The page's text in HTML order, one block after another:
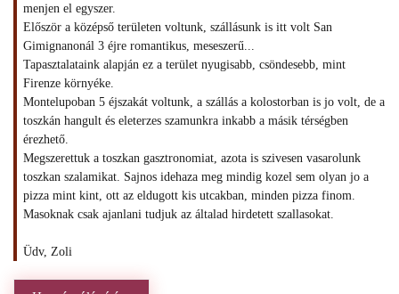
menjen el egyszer.
Először a középső területen voltunk, szállásunk is itt volt San
Gimignanonál 3 éjre romantikus, meseszerű...
Tapasztalataink alapján ez a terület nyugisabb, csöndesebb, mint
Firenze környéke.
Montelupoban 5 éjszakát voltunk, a szállás a kolostorban is jo volt, de a
toszkán hangult és eleterzes szamunkra inkabb a másik térségben
érezhető.
Megszerettuk a toszkan gasztronomiat, azota is szivesen vasarolunk
toszkan szalamikat. Sajnos idehaza meg mindig kozel sem olyan jo a
pizza mint kint, ott az eldugott kis utcakban, minden pizza finom.
Masoknak csak ajanlani tudjuk az általad hirdetett szallasokat.
Üdv, Zoli